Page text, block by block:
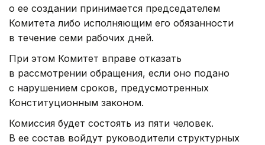
о ее создании принимается председателем
Комитета либо исполняющим его обязанности
в течение семи рабочих дней.
При этом Комитет вправе отказать
в рассмотрении обращения, если оно подано
с нарушением сроков, предусмотренных
Конституционным законом.
Комиссия будет состоять из пяти человек.
В ее состав войдут руководители структурных